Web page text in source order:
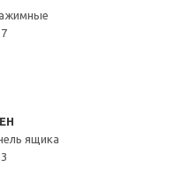
ящика